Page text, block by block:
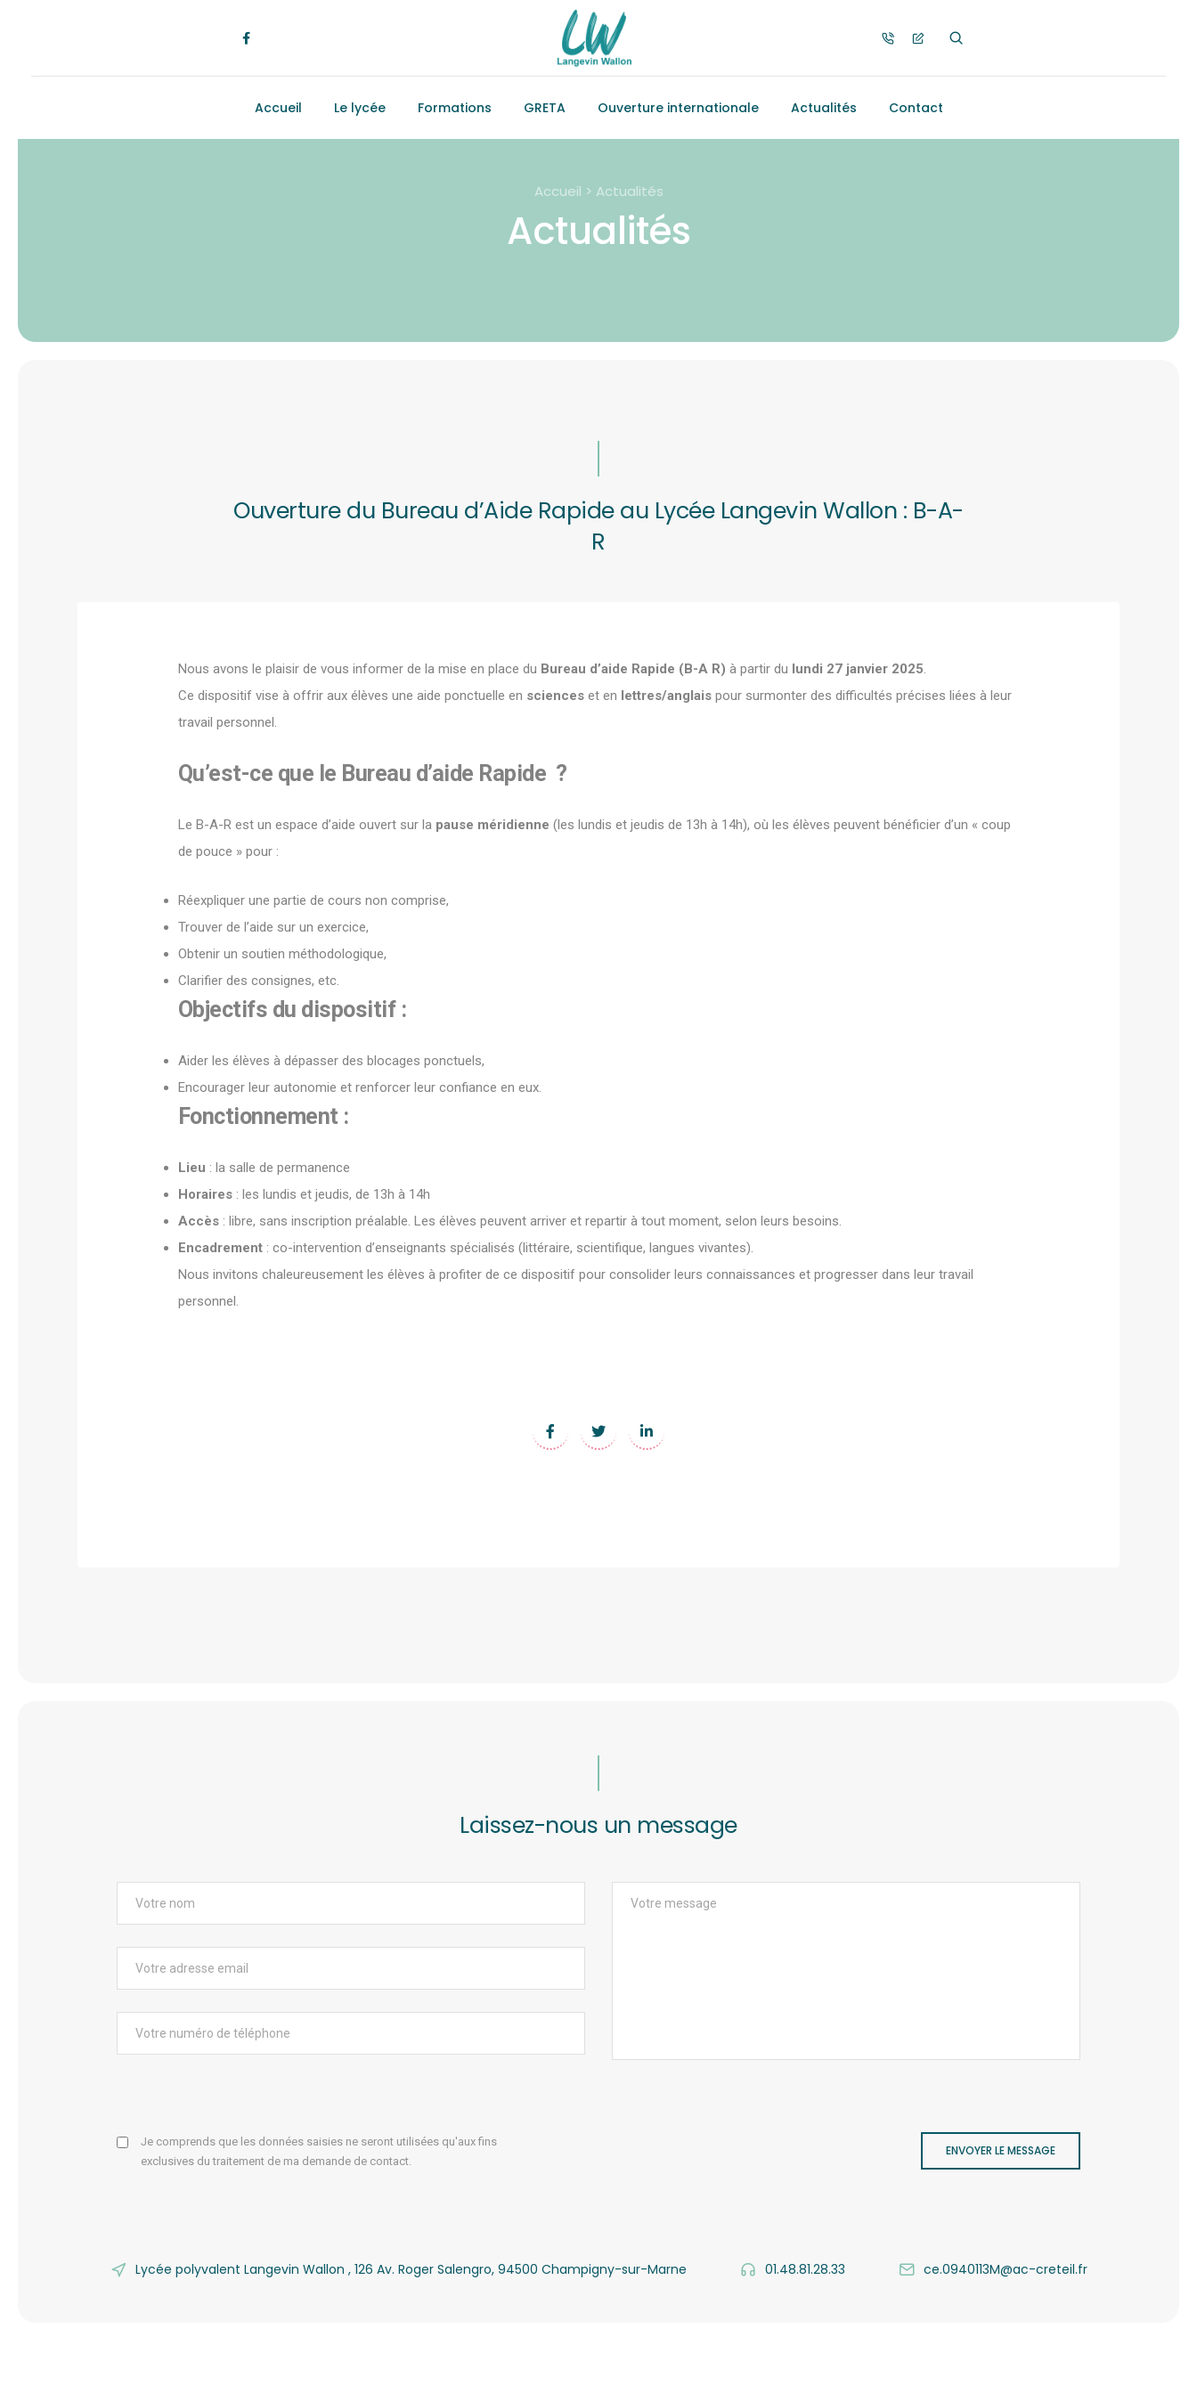
Accueil Le lycée Formations GRETA Ouverture internationale Actualités Contact
Accueil > Actualités
Actualités
Ouverture du Bureau d’Aide Rapide au Lycée Langevin Wallon : B-A-
R
Nous avons le plaisir de vous informer de la mise en place du Bureau d’aide Rapide (B-A R) à partir du lundi 27 janvier 2025.
Ce dispositif vise à offrir aux élèves une aide ponctuelle en scienceset en lettres/anglaispour surmonter des difficultés précises liées à leur
travail personnel.
Qu’est-ce que le Bureau d’aide Rapide ?
Le B-A-R est un espace d’aide ouvert sur la pause méridienne (les lundis et jeudis de 13h à 14h), où les élèves peuvent bénéficier d’un « coup
de pouce » pour :
Réexpliquer une partie de cours non comprise,
Trouver de l’aide sur un exercice,
Obtenir un soutien méthodologique,
Clarifier des consignes, etc.
Objectifs du dispositif :
Aider les élèves à dépasser des blocages ponctuels,
Encourager leur autonomie et renforcer leur confiance en eux.
Fonctionnement :
Lieu : la salle de permanence
Horaires: les lundis et jeudis, de 13h à 14h
Accès: libre, sans inscription préalable. Les élèves peuvent arriver et repartir à tout moment, selon leurs besoins.
Encadrement: co-intervention d’enseignants spécialisés (littéraire, scientifique, langues vivantes).
Nous invitons chaleureusement les élèves à profiter de ce dispositif pour consolider leurs connaissances et progresser dans leur travail
personnel.
Laissez-nous un message
Je comprends que les données saisies ne seront utilisées qu'aux fins
exclusives du traitement de ma demande de contact.
ENVOYER LE MESSAGE
Lycée polyvalent Langevin Wallon , 126 Av. Roger Salengro, 94500 Champigny-sur-Marne 01.48.81.28.33 ce.0940113M@ac-creteil.fr